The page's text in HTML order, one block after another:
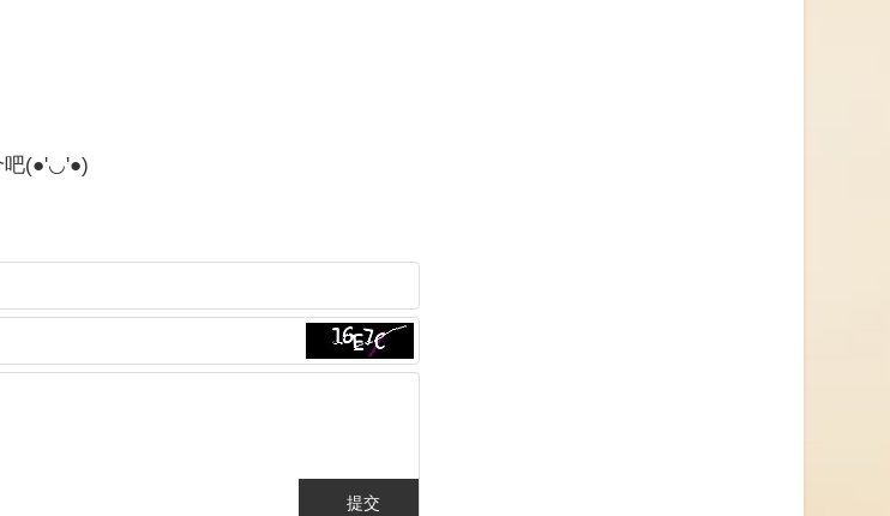
吧(●'◡'●)